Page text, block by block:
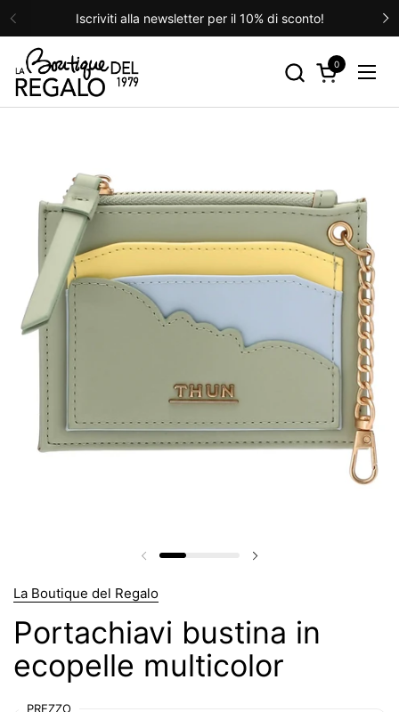
Passa ai contenuti
Precedente
Iscriviti alla newsletter per il 10% di sconto!
Apri carrello
0
Apri
Diapositiva precedente
La Boutique del Regalo
Portachiavi bustina in
ecopelle multicolor
PREZZO